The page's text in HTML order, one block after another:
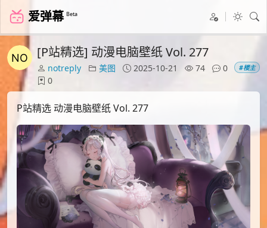
爱弹幕 Beta
[P站精选] 动漫电脑壁纸 Vol. 277
notreply 美图 2025-10-21 74
0
0
#楼主
P站精选 动漫电脑壁纸 Vol. 277